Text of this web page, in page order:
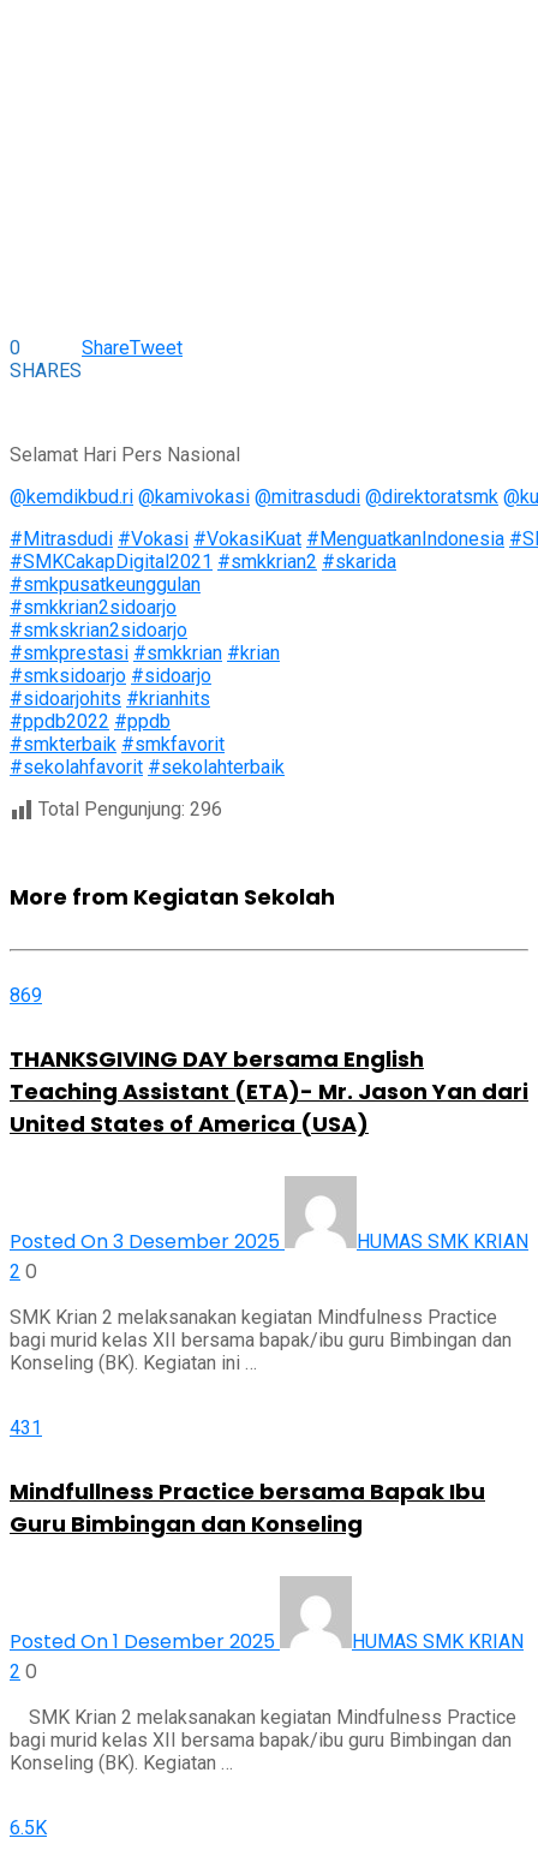
0
SHARES
ShareTweet
Selamat Hari Pers Nasional
@kemdikbud.ri @kamivokasi @mitrasdudi @direktoratsmk
#Mitrasdudi #Vokasi #VokasiKuat #MenguatkanIndonesia
#SMKCakapDigital2021 #smkkrian2 #skarida
#smkpusatkeunggulan
#smkkrian2sidoarjo
#smkskrian2sidoarjo
#smkprestasi #smkkrian #krian
#smksidoarjo #sidoarjo
#sidoarjohits #krianhits
#ppdb2022 #ppdb
#smkterbaik #smkfavorit
#sekolahfavorit #sekolahterbaik
Total Pengunjung: 296
More from Kegiatan Sekolah
869
THANKSGIVING DAY bersama English
Teaching Assistant (ETA)- Mr. Jason Yan dari
United States of America (USA)
Posted On 3 Desember 2025
HUMAS SMK KRIAN
2 0
SMK Krian 2 melaksanakan kegiatan Mindfulness Practice
bagi murid kelas XII bersama bapak/ibu guru Bimbingan dan
Konseling (BK). Kegiatan ini …
431
Mindfullness Practice bersama Bapak Ibu
Guru Bimbingan dan Konseling
Posted On 1 Desember 2025
HUMAS SMK KRIAN
2 0
SMK Krian 2 melaksanakan kegiatan Mindfulness Practice
bagi murid kelas XII bersama bapak/ibu guru Bimbingan dan
Konseling (BK). Kegiatan …
6.5K